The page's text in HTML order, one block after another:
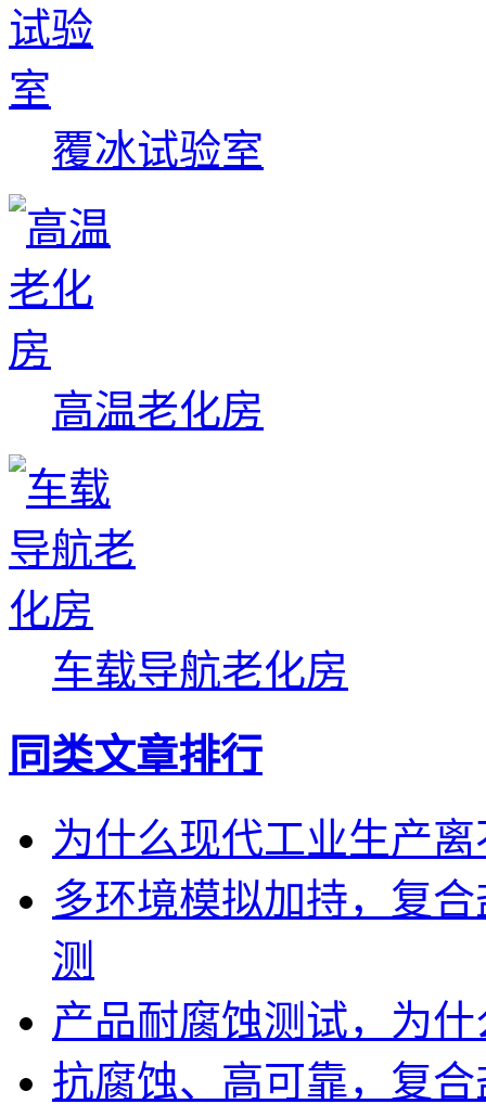
覆冰试验室
高温老化房
车载导航老化房
同类文章排行
为什么现代工业生产
多环境模拟加持，复
测
产品耐腐蚀测试，为
抗腐蚀、高可靠，复